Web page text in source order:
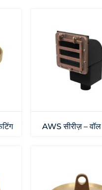
AWS सीरीज़ –